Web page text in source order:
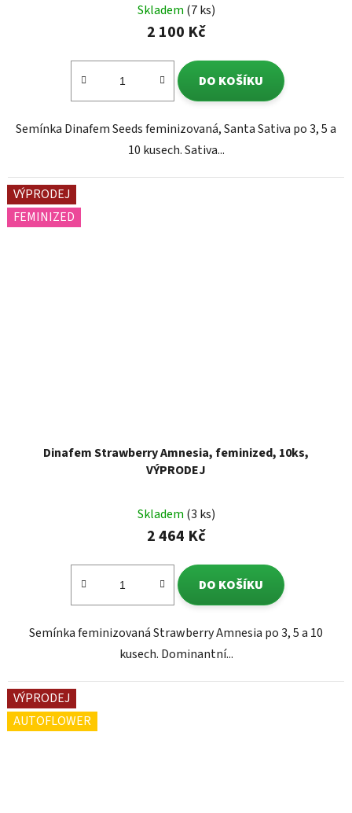
Skladem (7 ks)
2 100 Kč
DO KOŠÍKU
Semínka Dinafem Seeds feminizovaná, Santa Sativa po 3, 5 a
10 kusech. Sativa...
VÝPRODEJ
FEMINIZED
Dinafem Strawberry Amnesia, feminized, 10ks,
VÝPRODEJ
Skladem (3 ks)
2 464 Kč
DO KOŠÍKU
Semínka feminizovaná Strawberry Amnesia po 3, 5 a 10
kusech. Dominantní...
VÝPRODEJ
AUTOFLOWER